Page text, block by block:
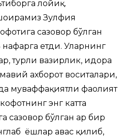
лойиқ.
Зулфия
сазовор бўлган
етди. Уларнинг
турли вазирлик, идора
ахборот воситалари,
муваффақиятли фаолият
энг катта
сазовор бўлган ҳар бир
ёшлар ҳавас қилиб,